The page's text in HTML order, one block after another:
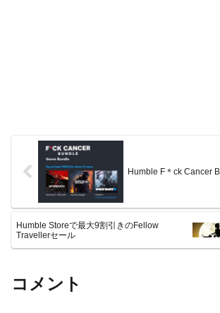
Humble F＊ck Cancer
Humble Storeで最大9割引きのFellow
Travellerセール
コメント